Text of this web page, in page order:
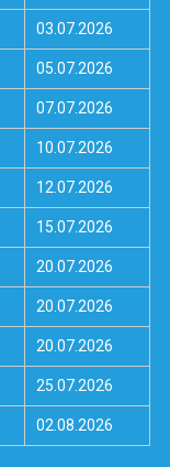
03.07.2026
05.07.2026
07.07.2026
10.07.2026
12.07.2026
15.07.2026
20.07.2026
20.07.2026
20.07.2026
25.07.2026
02.08.2026